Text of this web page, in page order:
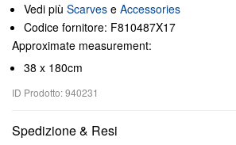
Vedi più Scarves e Accessories
Codice fornitore: F810487X17
Approximate measurement:
38 x 180cm
ID Prodotto: 940231
Spedizione & Resi